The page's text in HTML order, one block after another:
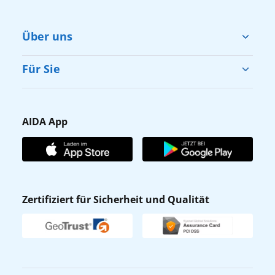
Über uns
Cruise & Help
Karriere
Affiliateprogramm
Verhaltens- & Ethikkodex
Newsletter
Für Sie
Gästefragebogen
AIDA Club
AIDA App
AIDA App
Zertifiziert für Sicherheit und Qualität